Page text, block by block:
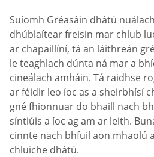
Suíomh Gréasáin dhátú
dhúblaítear freisin mar chlub
ar chapaillíní, tá an láithreán
le teaghlach dúnta ná mar a
cineálach amháin. Tá raidhse
ar féidir leo íoc as a sheirbhísí
gné fhionnuar do bhaill nach
síntiúis a íoc ag am ar leith.
cinnte nach bhfuil aon mhaolú
chluiche dhátú.